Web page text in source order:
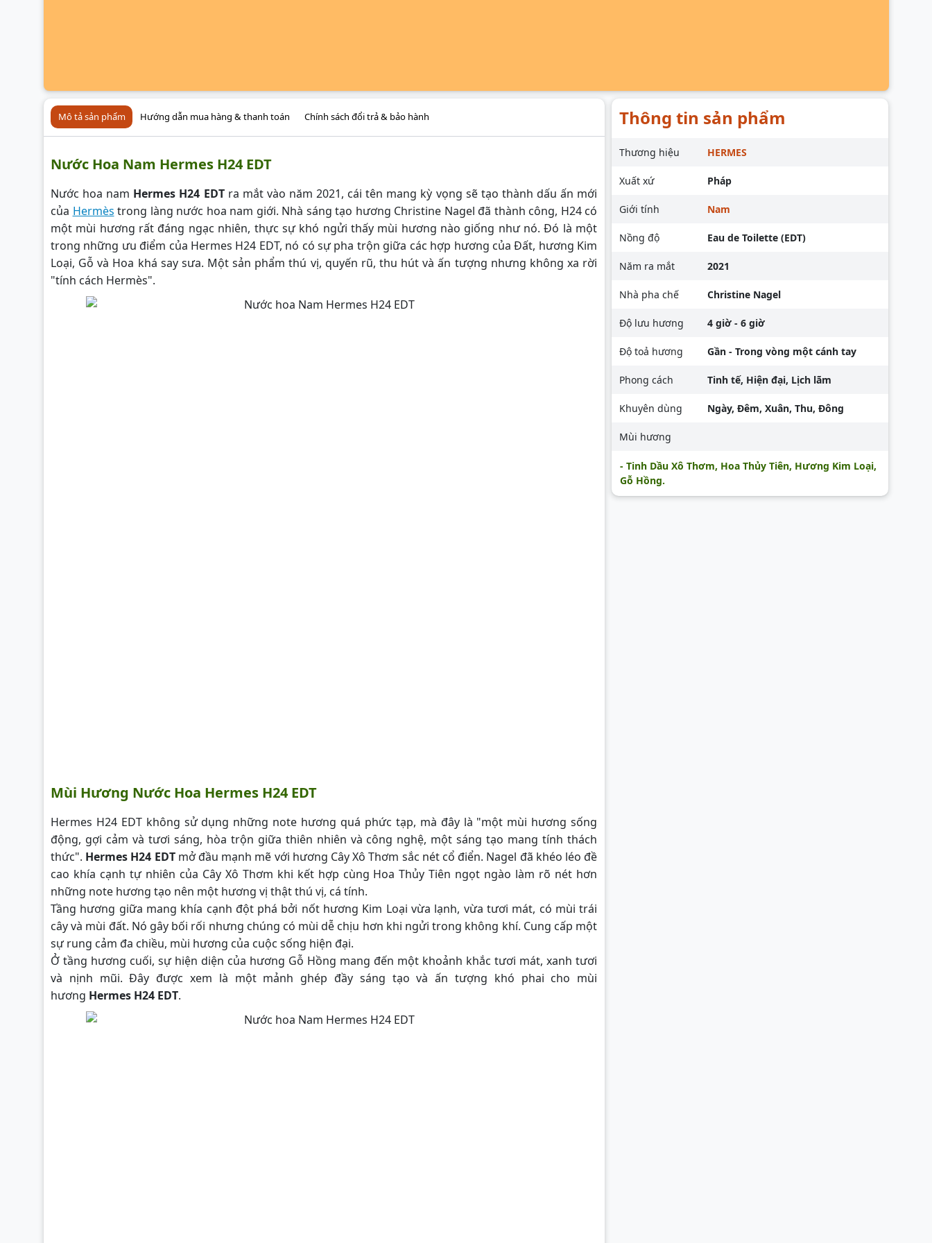
Mô tả sản phẩm Hướng dẫn mua hàng & thanh toán Chính sách đổi trả & bảo hành
Nước Hoa Nam Hermes H24 EDT
Nước hoa nam Hermes H24 EDTra mắt vào năm 2021, cái tên mang kỳ vọng sẽ tạo thành dấu ấn mới
của Hermès trong làng nước hoa nam giới. Nhà sáng tạo hương Christine Nagel đã thành công, H24 có
một mùi hương rất đáng ngạc nhiên, thực sự khó ngửi thấy mùi hương nào giống như nó. Đó là một
trong những ưu điểm của Hermes H24 EDT, nó có sự pha trộn giữa các hợp hương của Đất, hương Kim
Loại, Gỗ và Hoa khá say sưa. Một sản phẩm thú vị, quyến rũ, thu hút và ấn tượng nhưng không xa rời
"tính cách Hermès".
Mùi Hương Nước Hoa Hermes H24 EDT
Hermes H24 EDT không sử dụng những note hương quá phức tạp, mà đây là "một mùi hương sống
động, gợi cảm và tươi sáng, hòa trộn giữa thiên nhiên và công nghệ, một sáng tạo mang tính thách
thức". Hermes H24 EDTmở đầu mạnh mẽ với hương Cây Xô Thơm sắc nét cổ điển. Nagel đã khéo léo đề
cao khía cạnh tự nhiên của Cây Xô Thơm khi kết hợp cùng Hoa Thủy Tiên ngọt ngào làm rõ nét hơn
những note hương tạo nên một hương vị thật thú vị, cá tính.
Tầng hương giữa mang khía cạnh đột phá bởi nốt hương Kim Loại vừa lạnh, vừa tươi mát, có mùi trái
cây và mùi đất. Nó gây bối rối nhưng chúng có mùi dễ chịu hơn khi ngửi trong không khí. Cung cấp một
sự rung cảm đa chiều, mùi hương của cuộc sống hiện đại.
Ở tầng hương cuối, sự hiện diện của hương Gỗ Hồng mang đến một khoảnh khắc tươi mát, xanh tươi
và nịnh mũi. Đây được xem là một mảnh ghép đầy sáng tạo và ấn tượng khó phai cho mùi
hương Hermes H24 EDT.
Thông tin sản phẩm
Thương hiệu HERMES
Xuất xứ Pháp
Giới tính Nam
Nồng độ Eau de Toilette (EDT)
Năm ra mắt 2021
Nhà pha chế Christine Nagel
Độ lưu hương 4 giờ - 6 giờ
Độ toả hương Gần - Trong vòng một cánh tay
Phong cách Tinh tế, Hiện đại, Lịch lãm
Khuyên dùng Ngày, Đêm, Xuân, Thu, Đông
Mùi hương
- Tinh Dầu Xô Thơm, Hoa Thủy Tiên, Hương Kim Loại,
Gỗ Hồng.